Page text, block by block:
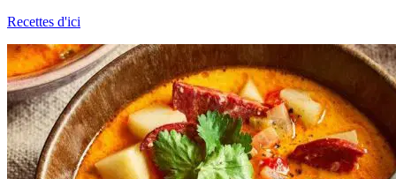
Recettes d'ici